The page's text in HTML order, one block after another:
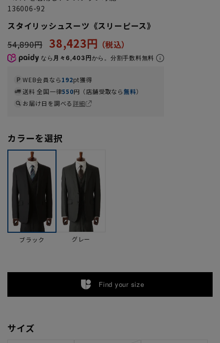
136006-92
スタイリッシュスーツ《スリーピース》
54,890円 38,423円
なら 月々6,403円から。分割手数料無料
WEB会員なら192pt獲得
送料 全国一律550円（店舗受取なら無料）
お届け日を調べる詳細
カラーを選択
ブラック グレー
Find your size
サイズ